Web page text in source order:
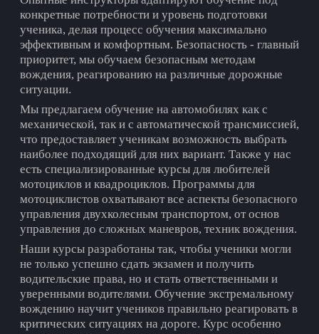
конкретные потребности и уровень подготовки
ученика, делая процесс обучения максимально
эффективным и комфортным. Безопасность - главный
приоритет, мы обучаем безопасным методам
вождения, реагированию на различные дорожные
ситуации.
Мы предлагаем обучение на автомобилях как с
механической, так и с автоматической трансмиссией,
что предоставляет ученикам возможность выбрать
наиболее подходящий для них вариант. Также у нас
есть специализированные курсы для любителей
мотоциклов и квадроциклов. Программы для
мотоциклистов охватывают все аспекты безопасного
управления двухколесным транспортом, от основ
управления до сложных маневров, техник вождения.
Наши курсы разработаны так, чтобы ученики могли
не только успешно сдать экзамен и получить
водительские права, но и стать ответственными и
уверенными водителями. Обучение экстремальному
вождению научит учеников правильно реагировать в
критических ситуациях на дороге. Курс особенно